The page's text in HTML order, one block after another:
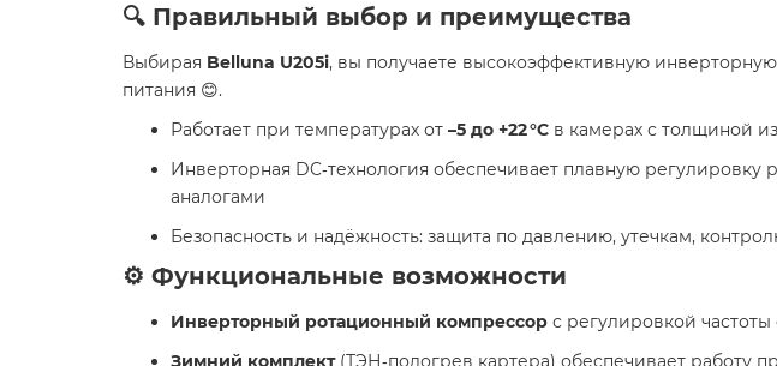
🔍 Правильный выбор и преимущества
Выбирая Belluna U205i, вы получаете высокоэффективную
питания 😊.
Работает при температурах от –5 до +22 °C в камерах с толщиной
Инверторная DC‑технология обеспечивает плавную
аналогами
Безопасность и надёжность: защита по давлению, утечкам,
⚙️ Функциональные возможности
Инверторный ротационный компрессор с регулировкой частоты
Зимний комплект(ТЭН‑подогрев картера) обеспечивает работу